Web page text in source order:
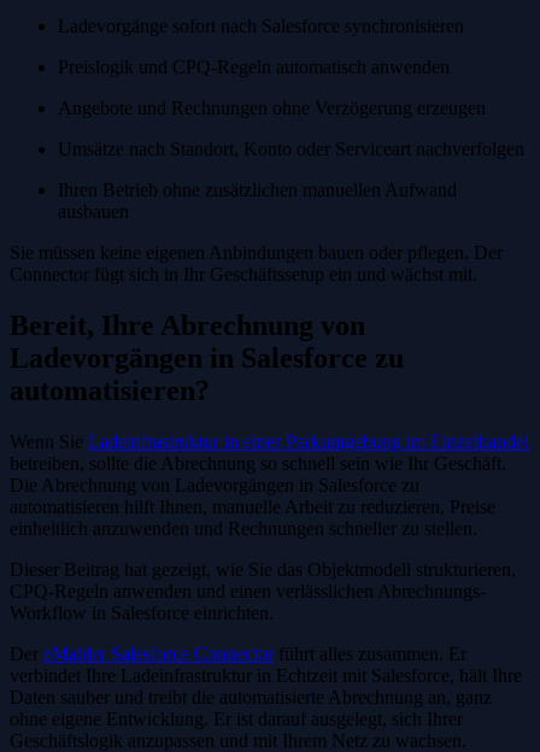
Ladevorgänge sofort nach Salesforce synchronisieren
Preislogik und CPQ-Regeln automatisch anwenden
Angebote und Rechnungen ohne Verzögerung erzeugen
Umsätze nach Standort, Konto oder Serviceart nachverfolgen
Ihren Betrieb ohne zusätzlichen manuellen Aufwand
ausbauen
Sie müssen keine eigenen Anbindungen bauen oder pflegen. Der
Connector fügt sich in Ihr Geschäftssetup ein und wächst mit.
Bereit, Ihre Abrechnung von
Ladevorgängen in Salesforce zu
automatisieren?
Wenn Sie Ladeinfrastruktur in einer Parkumgebung im Einzelhandel
betreiben, sollte die Abrechnung so schnell sein wie Ihr Geschäft.
Die Abrechnung von Ladevorgängen in Salesforce zu
automatisieren hilft Ihnen, manuelle Arbeit zu reduzieren, Preise
einheitlich anzuwenden und Rechnungen schneller zu stellen.
Dieser Beitrag hat gezeigt, wie Sie das Objektmodell strukturieren,
CPQ-Regeln anwenden und einen verlässlichen Abrechnungs-
Workflow in Salesforce einrichten.
Der eMabler Salesforce Connectorführt alles zusammen. Er
verbindet Ihre Ladeinfrastruktur in Echtzeit mit Salesforce, hält Ihre
Daten sauber und treibt die automatisierte Abrechnung an, ganz
ohne eigene Entwicklung. Er ist darauf ausgelegt, sich Ihrer
Geschäftslogik anzupassen und mit Ihrem Netz zu wachsen.